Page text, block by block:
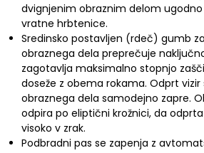
dvignjenim obraznim delom
vratne hrbtenice.
Sredinsko postavljen (rdeč) gumb
obraznega dela preprečuje
zagotavlja maksimalno stopnjo
doseže z obema rokama. Odprt vizir
obraznega dela samodejno zapre.
odpira po eliptični krožnici, da
visoko v zrak.
Podbradni pas se zapenja z